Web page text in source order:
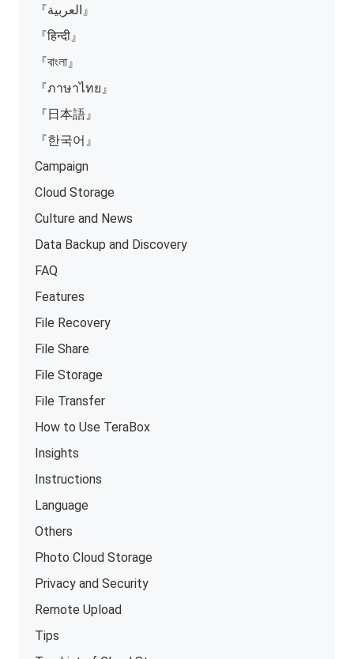
『العربية』
『हिन्दी』
『বাংলা』
『ภาษาไทย』
『日本語』
『한국어』
Campaign
Cloud Storage
Culture and News
Data Backup and Discovery
FAQ
Features
File Recovery
File Share
File Storage
File Transfer
How to Use TeraBox
Insights
Instructions
Language
Others
Photo Cloud Storage
Privacy and Security
Remote Upload
Tips